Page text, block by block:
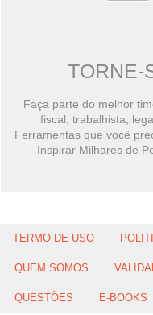
TORNE-
Faça parte do melhor
fiscal, trabalhista,
Ferramentas que você
Inspirar Milhares de
TERMO DE USO
QUEM SOMOS
QUESTÕES E-BOOKS